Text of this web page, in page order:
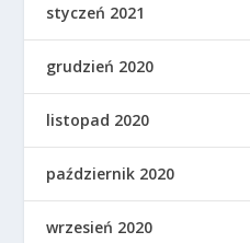
styczeń 2021
grudzień 2020
listopad 2020
październik 2020
wrzesień 2020